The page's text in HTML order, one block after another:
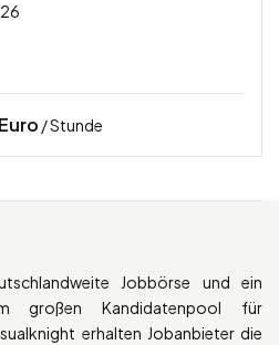
Euro / Stunde
Jobbörse und ein
großen Kandidatenpool für
erhalten Jobanbieter die